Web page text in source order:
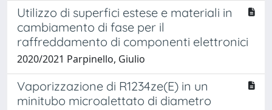
Utilizzo di superfici estese e materiali in
cambiamento di fase per il
raffreddamento di componenti elettronici
2020/2021 Parpinello, Giulio
Vaporizzazione di R1234ze(E) in un
minitubo microalettato di diametro